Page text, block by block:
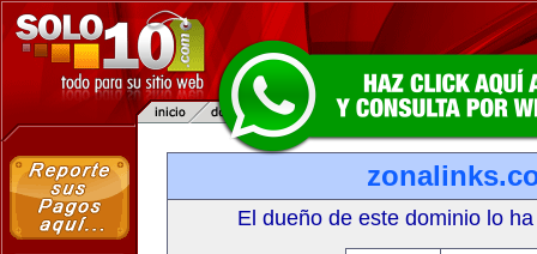
El dueño de este dominio lo